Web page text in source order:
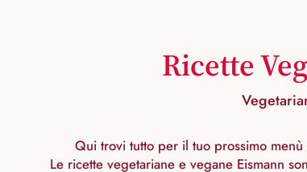
Ricette
Qui trovi tutto per il tuo prossimo
Le ricette vegetariane e vegane Eismann